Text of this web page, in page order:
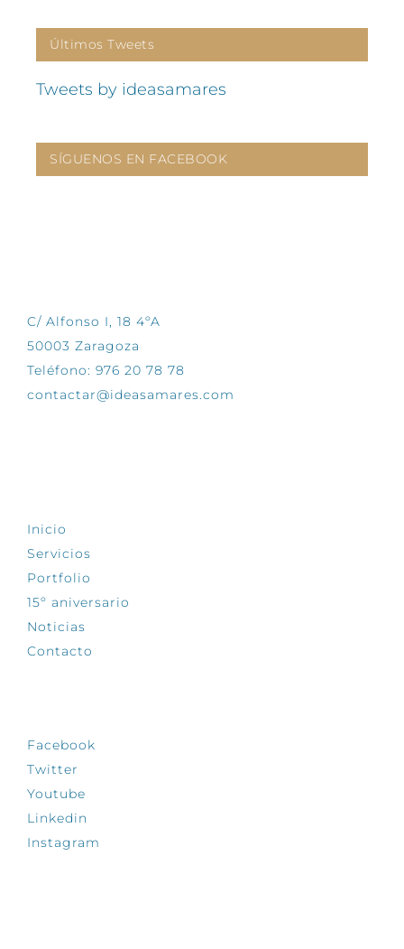
Últimos Tweets
Tweets by ideasamares
SÍGUENOS EN FACEBOOK
C/ Alfonso I, 18 4ºA
50003 Zaragoza
Teléfono: 976 20 78 78
contactar@ideasamares.com
Inicio
Servicios
Portfolio
15º aniversario
Noticias
Contacto
Facebook
Twitter
Youtube
Linkedin
Instagram